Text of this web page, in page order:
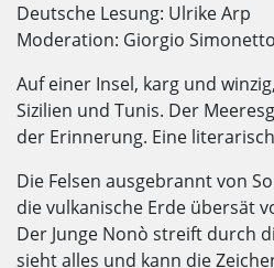
Deutsche Lesung: Ulrike Arp
Moderation: Giorgio Simonetto
Auf einer Insel, karg und
Sizilien und Tunis. Der
der Erinnerung. Eine
Die Felsen ausgebrannt von
die vulkanische Erde übersät
Der Junge Nonò streift durch
sieht alles und kann die